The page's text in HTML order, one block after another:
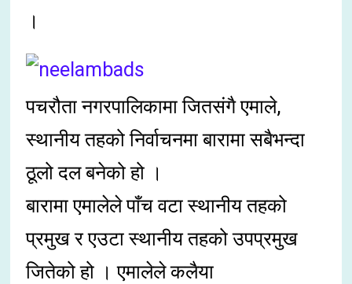
।
पचरौता नगरपालिकामा जितसंगै एमाले,
स्थानीय तहको निर्वाचनमा बारामा सबैभन्दा
ठूलो दल बनेको हो ।
बारामा एमालेले पाँच वटा स्थानीय तहको
प्रमुख र एउटा स्थानीय तहको उपप्रमुख
जितेको हो । एमालेले कलैया